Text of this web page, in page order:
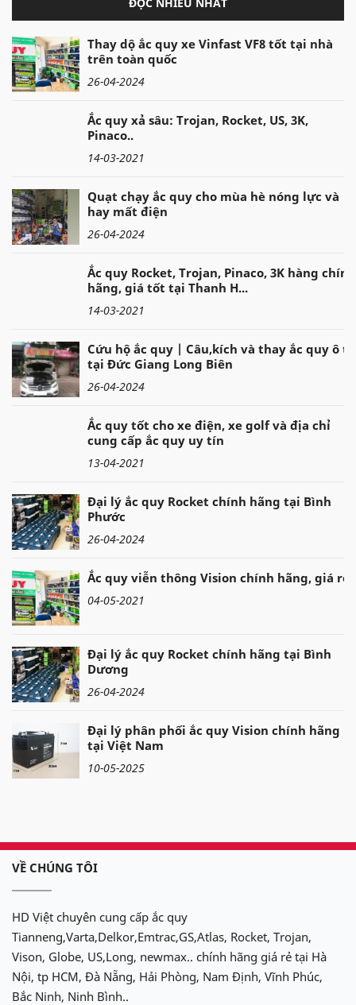
Thay dộ ắc quy xe Vinfast VF8 tốt tại nhà
trên toàn quốc
26-04-2024
Ắc quy xả sâu: Trojan, Rocket, US, 3K,
Pinaco..
14-03-2021
Quạt chạy ắc quy cho mùa hè nóng lực và
hay mất điện
26-04-2024
Ắc quy Rocket, Trojan, Pinaco, 3K hàng chính
hãng, giá tốt tại Thanh H...
14-03-2021
Cứu hộ ắc quy | Câu,kích và thay ắc quy ô tô
tại Đức Giang Long Biên
26-04-2024
Ắc quy tốt cho xe điện, xe golf và địa chỉ
cung cấp ắc quy uy tín
13-04-2021
Đại lý ắc quy Rocket chính hãng tại Bình
Phước
26-04-2024
Ắc quy viễn thông Vision chính hãng, giá rẻ
04-05-2021
Đại lý ắc quy Rocket chính hãng tại Bình
Dương
26-04-2024
Đại lý phân phối ắc quy Vision chính hãng
tại Việt Nam
10-05-2025
VỀ CHÚNG TÔI
HD Việt chuyên cung cấp ắc quy
Tianneng,Varta,Delkor,Emtrac,GS,Atlas, Rocket, Trojan,
Vison, Globe, US,Long, newmax.. chính hãng giá rẻ tại Hà
Nội, tp HCM, Đà Nẵng, Hải Phòng, Nam Định, Vĩnh Phúc,
Bắc Ninh, Ninh Bình..